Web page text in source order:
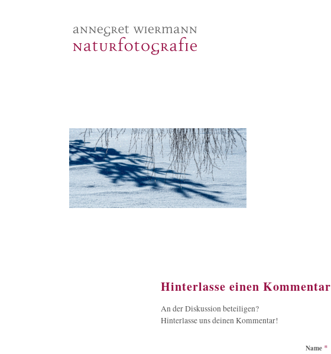
Hinterlasse einen Kommentar
An der Diskussion beteiligen?
Hinterlasse uns deinen Kommentar!
Name *